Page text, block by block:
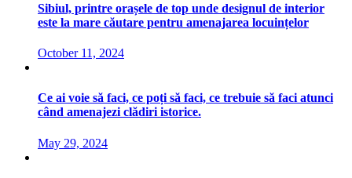
Sibiul, printre orașele de top unde designul de interior
este la mare căutare pentru amenajarea locuințelor
October 11, 2024
Ce ai voie să faci, ce poți să faci, ce trebuie să faci atunci
când amenajezi clădiri istorice.
May 29, 2024